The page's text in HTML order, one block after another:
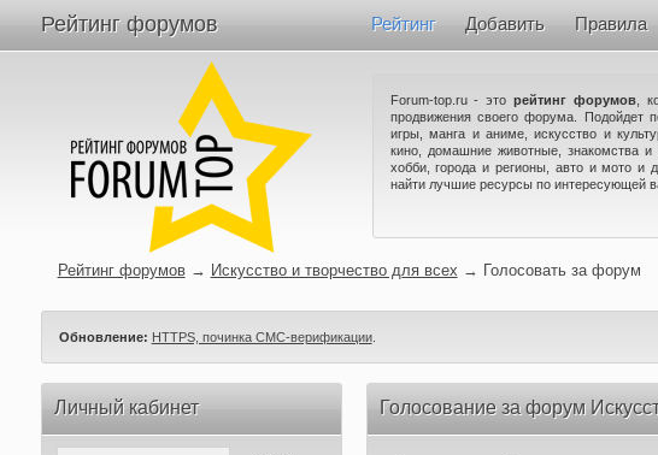
Рейтинг форумов Рейтинг Добавить Правила
Forum-top.ru - эторейтинг форумов ,
продвижения своего форума. Подойдет
игры, манга и аниме, искусство и
кино, домашние животные, знакомства
хобби, города и регионы, авто и мото и
найти лучшие ресурсы по интересующей
Рейтинг форумов → Искусство и творчество для всех → Голосовать за форум
Обновление: HTTPS, починка СМС-верификации.
Личный кабинет Голосование за форум